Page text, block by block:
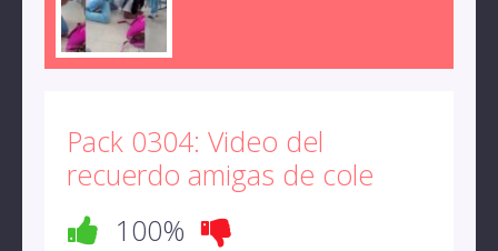
Pack 0304: Video del
recuerdo amigas de cole
100%